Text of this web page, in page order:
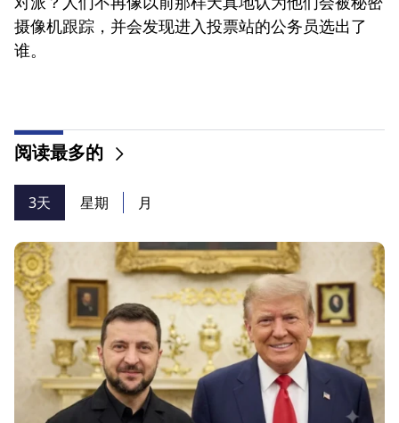
摄像机跟踪，并会发现进入投票站的公务员选出了
谁。
阅读最多的
3天 星期 月